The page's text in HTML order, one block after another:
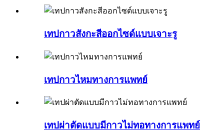
เทปกาวสังกะสีออกไซด์แบบเจาะรู
เทปกาวไหมทางการแพทย์
เทปผ่าตัดแบบมีกาวไม่ทอทางการแพทย์